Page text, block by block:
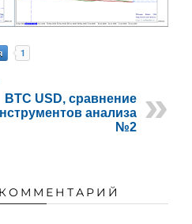
1
BTC USD, сравнение
анализа
№2